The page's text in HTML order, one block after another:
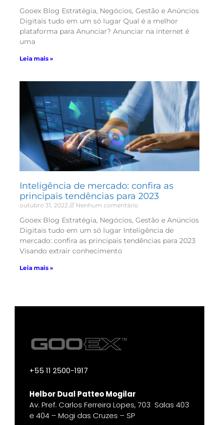
Gooex Blog Estratégia, Negócios, Gestão e Anúncios
Digitais tudo em um só lugar Qual é a melhor
plataforma para Anunciar? Anunciar na internet é
uma
Leia mais »
Inteligência de mercado: confira as
principais tendências para 2023
outubro 31, 2022 Nenhum comentário
Gooex Blog Estratégia, Negócios, Gestão e Anúncios
Digitais tudo em um só lugar Inteligência de
mercado: confira as principais tendências para 2023
Visando extrair conhecimento
Leia mais »
+55 11 2500-1917​
Helbor Dual Patteo Mogilar
Av. Pref. Carlos Ferreira Lopes, 703 Salas 403
e 404 – Mogi das Cruzes – SP